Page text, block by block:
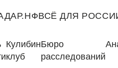
ВСЁ ДЛЯ
Кулибин
клуб
Бюро
расследований